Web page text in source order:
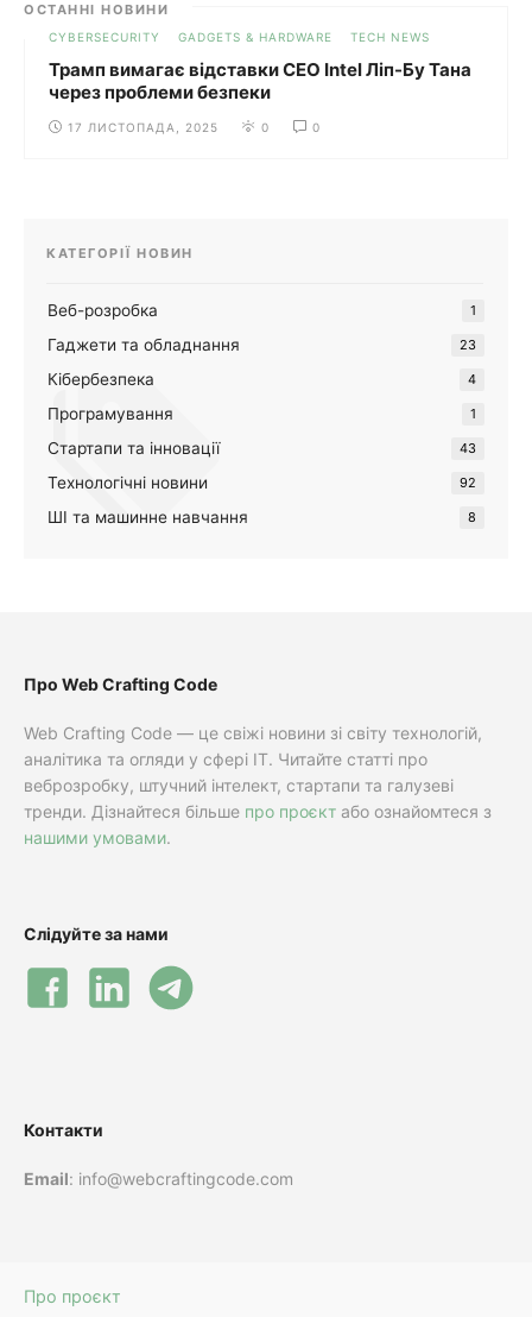
ОСТАННІ НОВИНИ
CYBERSECURITY GADGETS & HARDWARE TECH NEWS
Трамп вимагає відставки CEO Intel Ліп-Бу Тана
через проблеми безпеки
17 ЛИСТОПАДА, 2025 0 0
КАТЕГОРІЇ НОВИН
Веб-розробка 1
Гаджети та обладнання 23
Кібербезпека 4
Програмування 1
Стартапи та інновації 43
Технологічні новини 92
ШІ та машинне навчання 8
Про Web Crafting Code
Web Crafting Code — це свіжі новини зі світу технологій,
аналітика та огляди у сфері IT. Читайте статті про
веброзробку, штучний інтелект, стартапи та галузеві
тренди. Дізнайтеся більше про проєкт або ознайомтеся з
нашими умовами.
Слідуйте за нами
Контакти
Email: info@webcraftingcode.com
Про проєкт